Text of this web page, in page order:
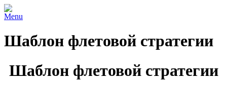
Menu
Шаблон флетовой стратегии
Шаблон флетовой стратегии